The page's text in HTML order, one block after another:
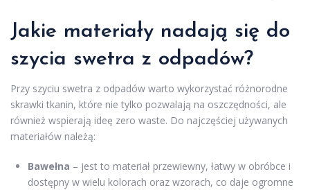
Jakie materiały nadają się do
szycia swetra z odpadów?
Przy szyciu swetra z odpadów warto wykorzystać różnorodne
skrawki tkanin, które nie tylko pozwalają na oszczędności, ale
również wspierają ideę zero waste. Do najczęściej używanych
materiałów należą:
Bawełna – jest to materiał przewiewny, łatwy w obróbce i
dostępny w wielu kolorach oraz wzorach, co daje ogromne